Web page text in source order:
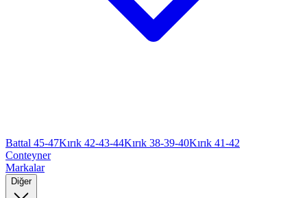
Battal 45-47Kırık 42-43-44Kırık 38-39-40Kırık 41-42
Conteyner
Markalar
Diğer